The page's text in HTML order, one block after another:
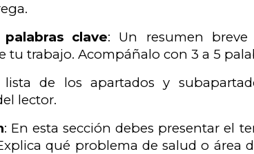
clave: Un resumen
tu trabajo. Acompáñalo con 3 a 5
de los apartados y
lector.
: En esta sección debes presentar el
qué problema de salud o área